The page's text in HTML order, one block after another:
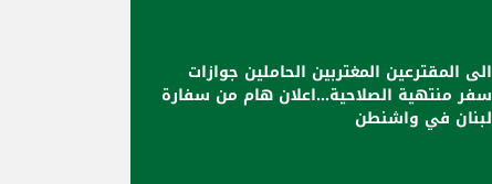
الى المقترعين المغتربين الحاملين جوازات
سفر منتهية الصلاحية...اعلان هام من سفارة
لبنان في واشنطن